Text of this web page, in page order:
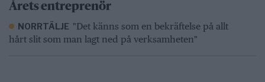
Årets entreprenör
NORRTÄLJE "Det känns som en bekräftelse på allt
hårt slit som man lagt ned på verksamheten"